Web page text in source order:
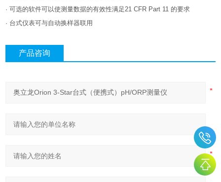
· 可选的软件可以使测量数据的有效性满足21 CFR Part 11 的要求
· 台式仪表可与自动换样器联用
产品咨询